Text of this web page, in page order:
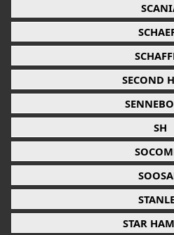
SECOND
SH
STAR